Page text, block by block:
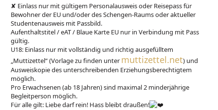
✘ Einlass nur mit gültigem Personalausweis oder Reisepass für
Bewohner der EU und/oder des Schengen-Raums oder aktueller
Studentenausweis mit Passbild.
Aufenthaltstitel / eAT / Blaue Karte EU nur in Verbindung mit Pass
gültig.
U18: Einlass nur mit vollständig und richtig ausgefülltem
„Muttizettel“ (Vorlage zu finden unter muttizettel.net) und
Ausweiskopie des unterschreibenden Erziehungsberechtigtem
möglich.
Pro Erwachsenen (ab 18 Jahren) sind maximal 2 minderjährige
Begleitperson möglich.
Für alle gilt: Liebe darf rein! Hass bleibt draußen!